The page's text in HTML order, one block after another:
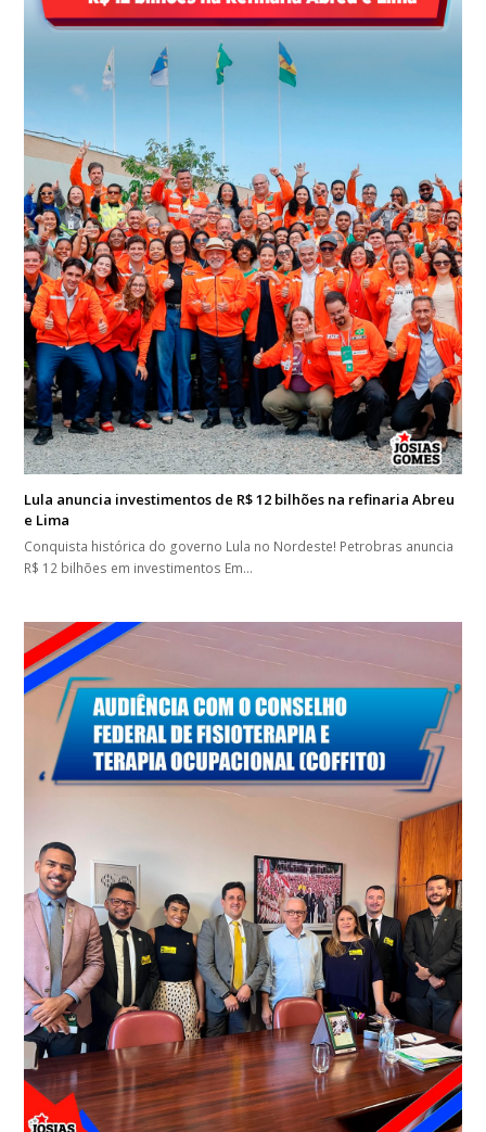
Lula anuncia investimentos de R$ 12 bilhões na refinaria Abreu
e Lima
Conquista histórica do governo Lula no Nordeste! Petrobras anuncia
R$ 12 bilhões em investimentos Em…